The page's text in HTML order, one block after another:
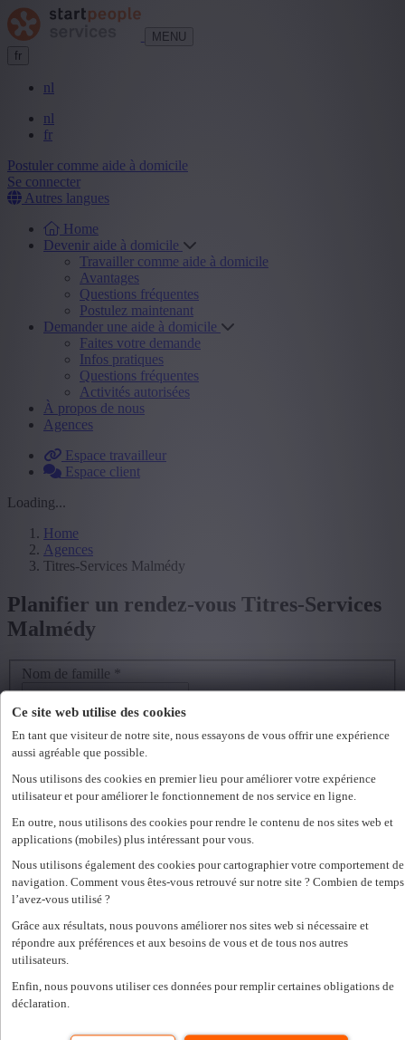
Ce site web utilise des cookies
En tant que visiteur de notre site, nous essayons de vous offrir une expérience
aussi agréable que possible.
Nous utilisons des cookies en premier lieu pour améliorer votre expérience
utilisateur et pour améliorer le fonctionnement de nos service en ligne.
En outre, nous utilisons des cookies pour rendre le contenu de nos sites web et
applications (mobiles) plus intéressant pour vous.
Nous utilisons également des cookies pour cartographier votre comportement de
navigation. Comment vous êtes-vous retrouvé sur notre site ? Combien de temps
l’avez-vous utilisé ?
Grâce aux résultats, nous pouvons améliorer nos sites web si nécessaire et
répondre aux préférences et aux besoins de vous et de tous nos autres
utilisateurs.
Enfin, nous pouvons utiliser ces données pour remplir certaines obligations de
déclaration.
MENU
fr
nl
nl
fr
Postuler comme aide à domicile
Se connecter
Autres langues
Home
Devenir aide à domicile
Travailler comme aide à domicile
Avantages
Questions fréquentes
Postulez maintenant
Demander une aide à domicile
Faites votre demande
Infos pratiques
Questions fréquentes
Activités autorisées
À propos de nous
Agences
Espace travailleur
Espace client
Loading...
Home
Agences
Titres-Services Malmédy
Planifier un rendez-vous Titres-Services
Malmédy
Nom de famille *
Prénom*
Adresse e-mail *
GSM ou téléphone*
Pour quoi souhaitez-vous demander un rendez-vous ?
En remplissant ce formulaire, vous acceptezprivacy policy
. *
Une erreur s'est produite. Veuillez réessayer plus tard.
Trouver une agence dans votre région